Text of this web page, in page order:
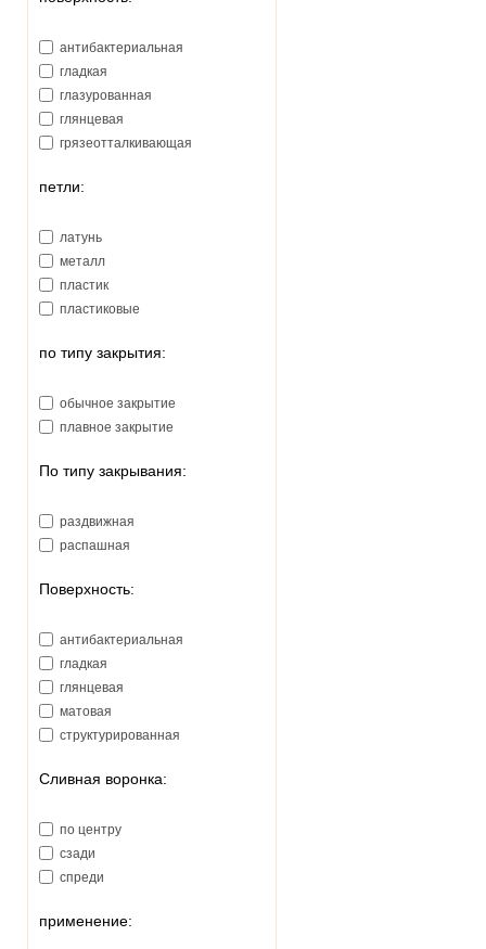
180
185
188
191
192
193
207
210
213
215
245
250
антибактериальная
гладкая
глазурованная
глянцевая
грязеотталкивающая
петли:
латунь
металл
пластик
пластиковые
по типу закрытия:
обычное закрытие
плавное закрытие
По типу закрывания:
раздвижная
распашная
Поверхность:
антибактериальная
гладкая
глянцевая
матовая
структурированная
Сливная воронка:
по центру
сзади
спреди
применение: